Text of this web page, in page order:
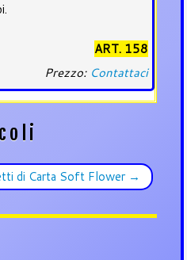
ART. 158
Prezzo: Contattaci
di Carta Soft Flower →